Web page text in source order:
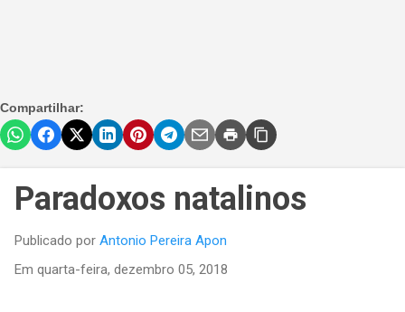
Compartilhar:
Paradoxos natalinos
Publicado por Antonio Pereira Apon
Em quarta-feira, dezembro 05, 2018